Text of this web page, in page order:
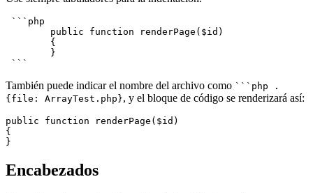
```php
También puede indicar el nombre del archivo como ```php .
{file: ArrayTest.php}, y el bloque de código se renderizará así:
public function renderPage($id)
{
Encabezados